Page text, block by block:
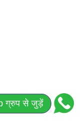
ग्रुप से जुड़ें